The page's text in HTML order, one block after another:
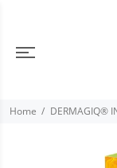
Home DERMAGIQ®